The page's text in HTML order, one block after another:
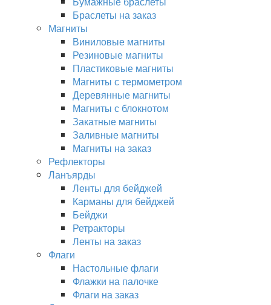
Браслеты на заказ
Магниты
Виниловые магниты
Резиновые магниты
Пластиковые магниты
Магниты с термометром
Деревянные магниты
Магниты с блокнотом
Закатные магниты
Заливные магниты
Магниты на заказ
Рефлекторы
Ланъярды
Ленты для бейджей
Карманы для бейджей
Бейджи
Ретракторы
Ленты на заказ
Флаги
Настольные флаги
Флажки на палочке
Флаги на заказ